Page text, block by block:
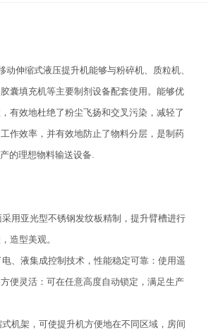
伸缩式液压提升机能够与粉碎机、质粒机、
囊填充机等主要制剂设备配套使用。能够优
有效地杜绝了粉尘飞扬和交叉污染，减轻了
作效率，并有效地防止了物料分层，是制药
的理想物料输送设备.
用亚光型不锈钢发纹板精制，提升臂槽进行
造型美观。
、液集成控制技术，性能稳定可靠：使用遥
便灵活：可在任意高度自动锁定，满足生产
机架，可使提升机方便地在不同区域，房间